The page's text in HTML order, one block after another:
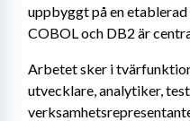
uppbyggt på en
COBOL och DB2 är
Arbetet sker i
utvecklare, analytiker,